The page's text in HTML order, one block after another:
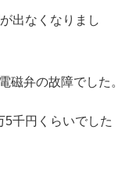
出なくなりまし
磁弁の故障でした。
千円くらいでした